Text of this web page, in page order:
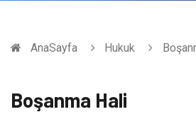
AnaSayfa Hukuk
Boşanma Hali